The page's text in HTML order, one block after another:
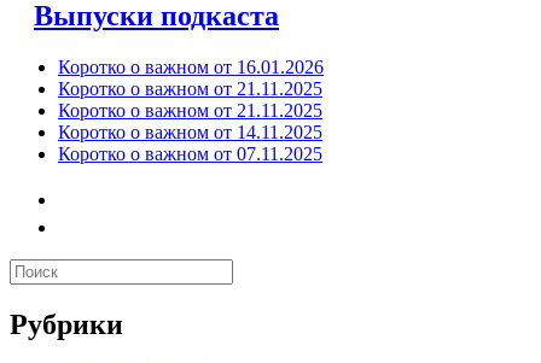
Выпуски подкаста
Коротко о важном от 16.01.2026
Коротко о важном от 21.11.2025
Коротко о важном от 21.11.2025
Коротко о важном от 14.11.2025
Коротко о важном от 07.11.2025
Рубрики